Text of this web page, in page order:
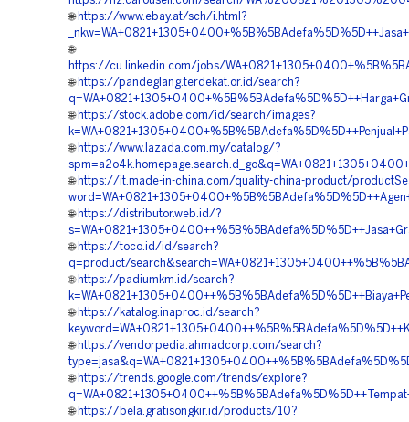
🌐 https://www.ebay.at/sch/i.html?
🌐
https://cu.linkedin.com/jobs/
🌐 https://pandeglang.terdekat.or.id/search?
🌐 https://stock.adobe.com/id/search/images?
🌐 https://www.lazada.com.my/catalog/?
🌐 https://it.made-in-china.com/quality-china-product/
🌐 https://distributor.web.id/?
🌐 https://toco.id/id/search?
q=product/
🌐 https://padiumkm.id/search?
🌐 https://katalog.inaproc.id/search?
🌐 https://vendorpedia.ahmadcorp.com/search?
🌐 https://trends.google.com/trends/explore?
🌐 https://bela.gratisongkir.id/products/10?